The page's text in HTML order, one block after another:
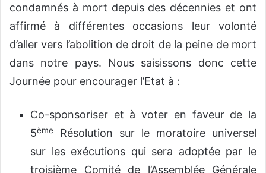
condamnés à mort depuis des décennies et ont
affirmé à différentes occasions leur volonté
d’aller vers l’abolition de droit de la peine de mort
dans notre pays. Nous saisissons donc cette
Journée pour encourager l’Etat à :
Co-sponsoriser et à voter en faveur de la
5ème
Résolution sur le moratoire universel
sur les exécutions qui sera adoptée par le
troisième Comité de l’Assemblée Générale